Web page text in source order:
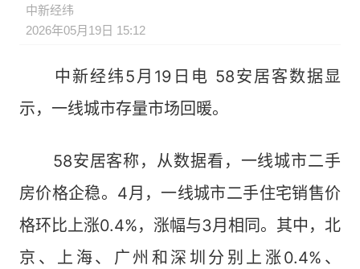
中新经纬
2026年05月19日 15:12
中新经纬5月19日电 58安居客数据显
示，一线城市存量市场回暖。
58安居客称，从数据看，一线城市二手
房价格企稳。4月，一线城市二手住宅销售价
格环比上涨0.4%，涨幅与3月相同。其中，北
京、上海、广州和深圳分别上涨0.4%、